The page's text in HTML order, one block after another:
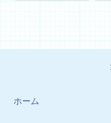
ホーム